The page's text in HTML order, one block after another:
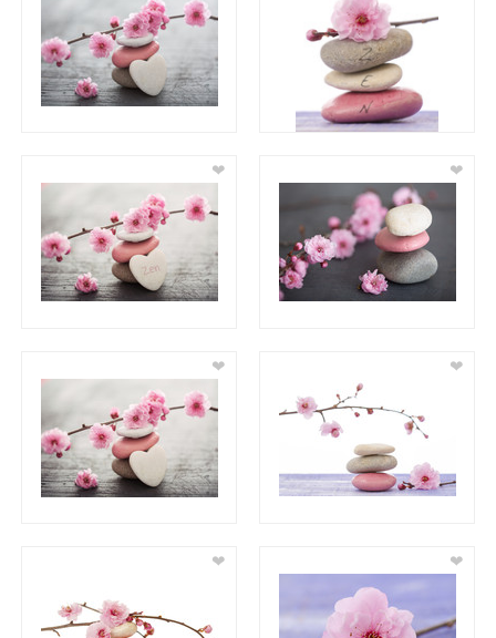
❤ ❤
❤ ❤
❤ ❤